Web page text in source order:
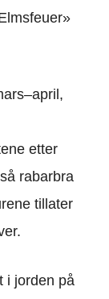
etter
rabarbra
tillater
i jorden på